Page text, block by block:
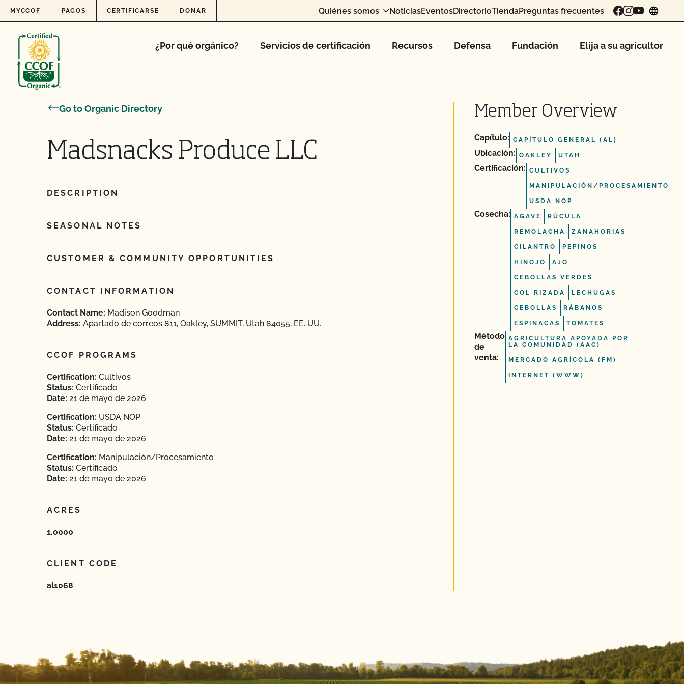
Skip to content
MYCCOF PAGOS CERTIFICARSE DONAR Quiénes somos NoticiasEventosDirectorioTiendaPreguntas frecuentes
¿Por qué orgánico? Servicios de certificación Recursos Defensa Fundación Elija a su agricultor
Go to Organic Directory
Madsnacks Produce LLC
DESCRIPTION
SEASONAL NOTES
CUSTOMER & COMMUNITY OPPORTUNITIES
CONTACT INFORMATION
Contact Name: Madison Goodman
Address: Apartado de correos 811, Oakley, SUMMIT, Utah 84055, EE. UU.
CCOF PROGRAMS
Certification: Cultivos
Status: Certificado
Date: 21 de mayo de 2026
Certification: USDA NOP
Status: Certificado
Date: 21 de mayo de 2026
Certification: Manipulación/Procesamiento
Status: Certificado
Date: 21 de mayo de 2026
ACRES
1.0000
CLIENT CODE
al1068
Member Overview
Capítulo: CAPÍTULO GENERAL (AL)
Ubicación: OAKLEY UTAH
Certificación: CULTIVOS
MANIPULACIÓN/PROCESAMIENTO
USDA NOP
Cosecha: AGAVE RÚCULA
REMOLACHA ZANAHORIAS
CILANTRO PEPINOS
HINOJO AJO
CEBOLLAS VERDES
COL RIZADA LECHUGAS
CEBOLLAS RÁBANOS
ESPINACAS TOMATES
Método
de
venta:
AGRICULTURA APOYADA POR
LA COMUNIDAD (AAC)
MERCADO AGRÍCOLA (FM)
INTERNET (WWW)